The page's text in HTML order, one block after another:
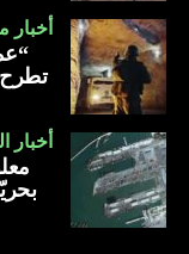
أخبار
تطرح